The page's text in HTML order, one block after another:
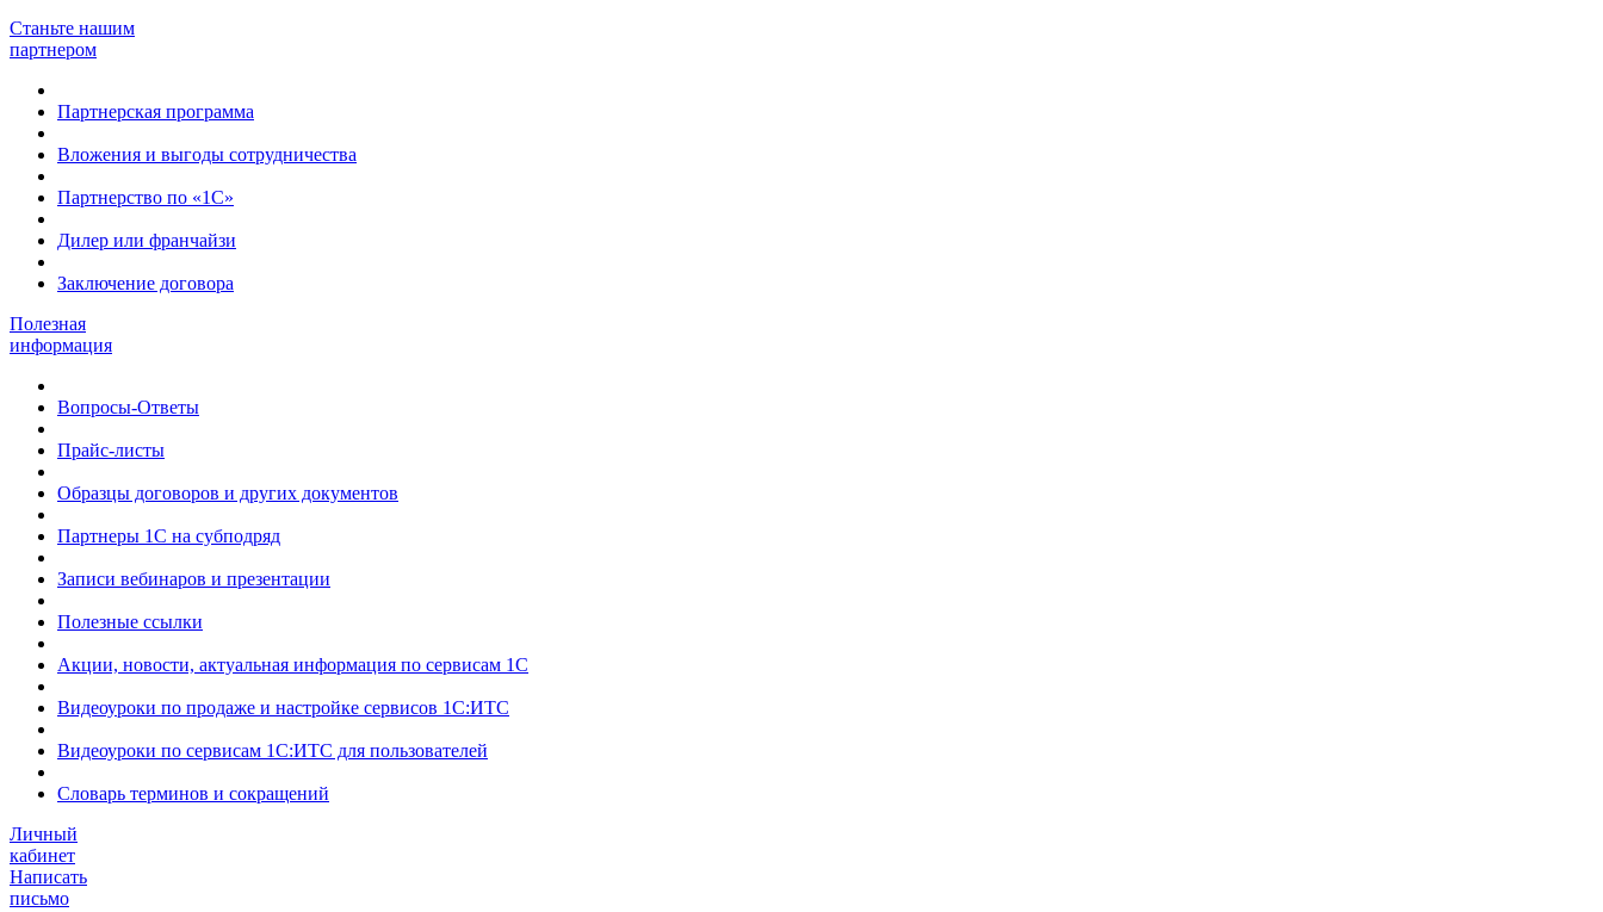
Станьте нашим
партнером
Партнерская программа
Вложения и выгоды сотрудничества
Партнерство по «1С»
Дилер или франчайзи
Заключение договора
Полезная
информация
Вопросы-Ответы
Прайс-листы
Образцы договоров и других документов
Партнеры 1С на субподряд
Записи вебинаров и презентации
Полезные ссылки
Акции, новости, актуальная информация по сервисам 1С
Видеоуроки по продаже и настройке сервисов 1С:ИТС
Видеоуроки по сервисам 1С:ИТС для пользователей
Словарь терминов и сокращений
Личный
кабинет
Написать
письмо